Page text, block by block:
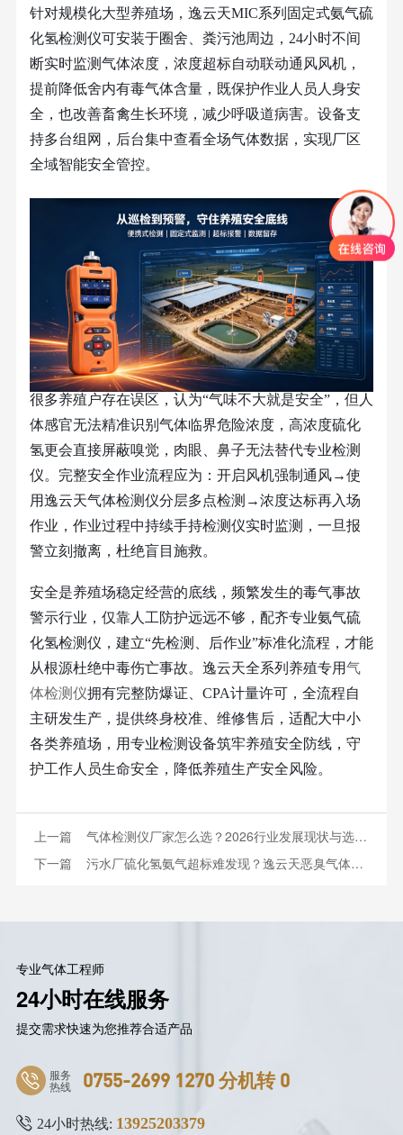
针对规模化大型养殖场，逸云天MIC系列固定式氨气硫
化氢检测仪可安装于圈舍、粪污池周边， 24小时不间
断实时监测气体浓度，浓度超标自动联动通风风机，
提前降低舍内有毒气体含量，既保护作业人员人身安
全，也改善畜禽生长环境，减少呼吸道病害。设备支
持多台组网，后台集中查看全场气体数据，实现厂区
全域智能安全管控。
很多养殖户存在误区，认为“气味不大就是安全”，但人
体感官无法精准识别气体临界危险浓度，高浓度硫化
氢更会直接屏蔽嗅觉，肉眼、鼻子无法替代专业检测
仪。完整安全作业流程应为：开启风机强制通风→使
用逸云天气体检测仪分层多点检测 →浓度达标再入场
作业，作业过程中持续手持检测仪实时监测，一旦报
警立刻撤离，杜绝盲目施救。
安全是养殖场稳定经营的底线，频繁发生的毒气事故
警示行业，仅靠人工防护远远不够，配齐专业氨气硫
化氢检测仪，建立“先检测、后作业”标准化流程，才能
从根源杜绝中毒伤亡事故。逸云天全系列养殖专用气
体检测仪拥有完整防爆证、 CPA计量许可，全流程自
主研发生产，提供终身校准、维修售后，适配大中小
各类养殖场，用专业检测设备筑牢养殖安全防线，守
护工作人员生命安全，降低养殖生产安全风险。
上一篇 气体检测仪厂家怎么选？2026行业发展现状与选型全攻略
下一篇 污水厂硫化氢氨气超标难发现？逸云天恶臭气体在线监测系统24小时值守焊在现场
专业气体工程师
24小时在线服务
提交需求快速为您推荐合适产品
服务
热线 0755-2699 1270 分机转 0
24小时热线: 13925203379